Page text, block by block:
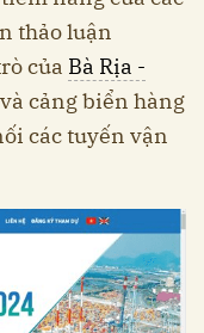
thảo luận
của Bà Rịa -
cảng biển hàng
các tuyến vận